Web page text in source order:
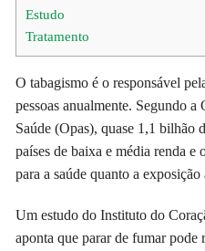
Estudo
Tratamento
O tabagismo é o responsável
pessoas anualmente. Segundo
Saúde (Opas), quase 1,1 bilhão
países de baixa e média renda
para a saúde quanto a
Um estudo do Instituto do
aponta que parar de fumar pode